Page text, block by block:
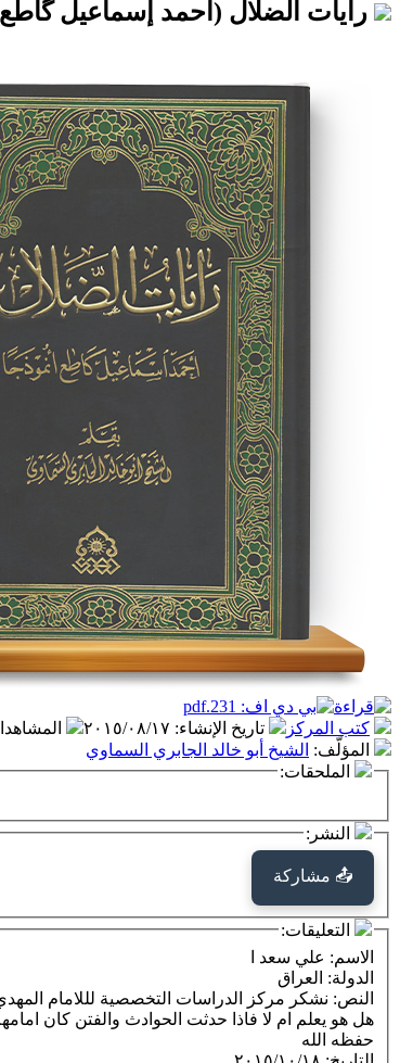
رايات الضلال (أحمد إسماعيل گاطع
كتب المركز تاريخ الإنشاء: ٢٠١٥/٠٨/١٧
المؤلّف: الشيخ أبو خالد الجابري السماوي
الملحقات:
النشر:
📤 مشاركة
التعليقات:
الاسم: علي سعد ا
الدولة: العراق
النص: نشكر مركز الدراسات التخصصية لللامام
هل هو يعلم ام لا فاذا حدثت الحوادث والفتن كان
حفظه الله